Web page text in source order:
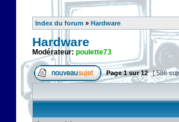
Index du forum » Hardware
Hardware
Modérateur: poulette73
Page1sur12 [ 586